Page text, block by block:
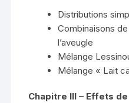
Distributions
Combinaisons
l’aveugle
Mélange
Mélange « Lait
Chapitre III – Effets